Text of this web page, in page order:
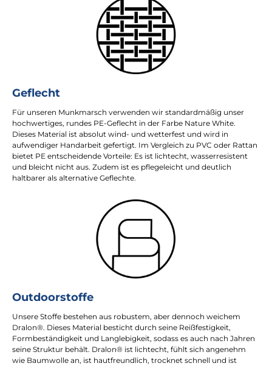
Geflecht
Für unseren Munkmarsch verwenden wir standardmäßig unser
hochwertiges, rundes PE-Geflecht in der Farbe Nature White.
Dieses Material ist absolut wind- und wetterfest und wird in
aufwendiger Handarbeit gefertigt. Im Vergleich zu PVC oder Rattan
bietet PE entscheidende Vorteile: Es ist lichtecht, wasserresistent
und bleicht nicht aus. Zudem ist es pflegeleicht und deutlich
haltbarer als alternative Geflechte.
Outdoorstoffe
Unsere Stoffe bestehen aus robustem, aber dennoch weichem
Dralon®. Dieses Material besticht durch seine Reißfestigkeit,
Formbeständigkeit und Langlebigkeit, sodass es auch nach Jahren
seine Struktur behält. Dralon® ist lichtecht, fühlt sich angenehm
wie Baumwolle an, ist hautfreundlich, trocknet schnell und ist